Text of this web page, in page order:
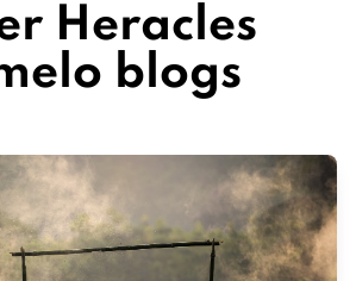
Heracles
blogs